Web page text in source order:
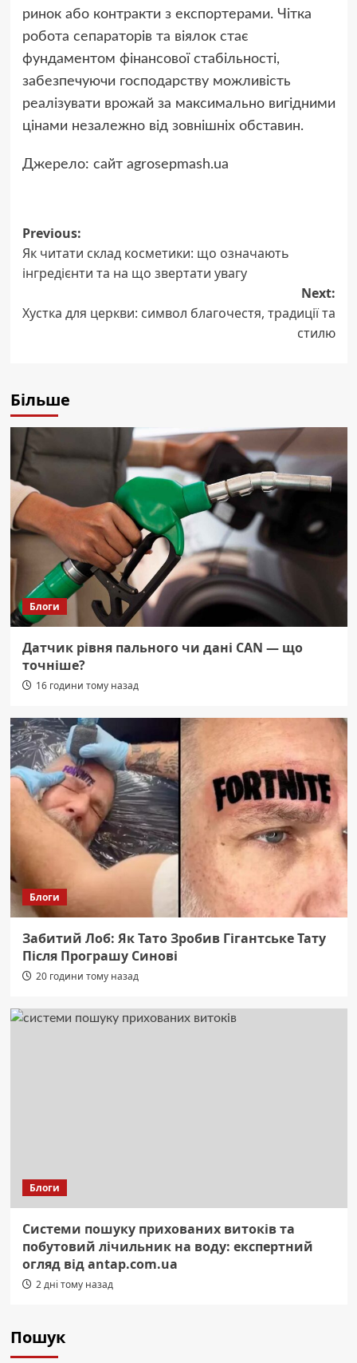
ринок або контракти з експортерами. Чітка
робота сепараторів та віялок стає
фундаментом фінансової стабільності,
забезпечуючи господарству можливість
реалізувати врожай за максимально вигідними
цінами незалежно від зовнішніх обставин.
Джерело: сайт agrosepmash.ua
Post
navigation
Previous:
Як читати склад косметики: що означають
інгредієнти та на що звертати увагу
Next:
Хустка для церкви: символ благочестя, традиції та
стилю
Більше
Блоги
Датчик рівня пального чи дані CAN — що
точніше?
16 години тому назад
Блоги
Забитий Лоб: Як Тато Зробив Гігантське Тату
Після Програшу Синові
20 години тому назад
Блоги
Системи пошуку прихованих витоків та
побутовий лічильник на воду: експертний
огляд від antap.com.ua
2 дні тому назад
Пошук